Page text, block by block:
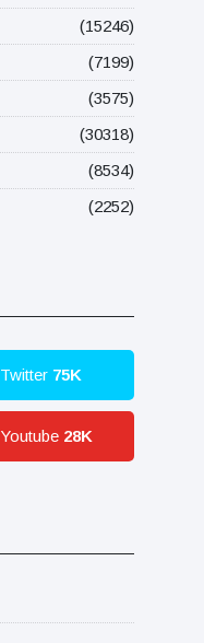
(15246)
(7199)
(3575)
(30318)
(8534)
(2252)
Twitter 75K
Youtube 28K